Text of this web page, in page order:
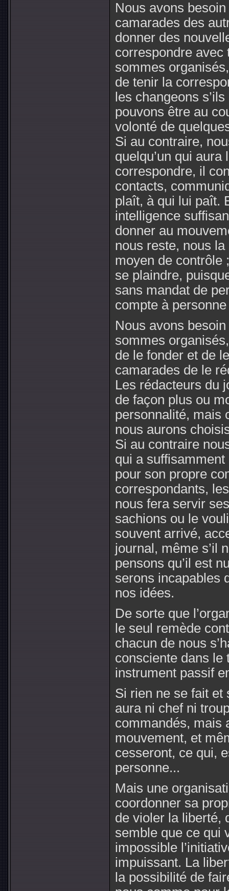
Nous avons
camarades des
donner des
correspondre avec
sommes
de tenir la
les changeons
pouvons être au
volonté de
Si au contraire,
quelqu’un qui
correspondre, il
contacts,
plaît, à qui lui paît.
intelligence
donner au
nous reste, nous
moyen de contrôle
se plaindre,
sans mandat de
compte à
Nous avons
sommes
de le fonder et de
camarades de le
Les rédacteurs du
de façon plus ou
personnalité, mais
nous aurons
Si au contraire
qui a suffisamment
pour son propre
correspondants,
nous fera servir
sachions ou le
souvent arrivé,
journal, même s’il
pensons qu’il est
serons incapables
nos idées.
De sorte que
le seul remède
chacun de nous
consciente dans le
instrument passif
Si rien ne se fait et
aura ni chef ni
commandés, mais
mouvement, et
cesseront, ce qui,
personne...
Mais une
coordonner sa
de violer la liberté,
semble que ce qui
impossible
impuissant. La
la possibilité de